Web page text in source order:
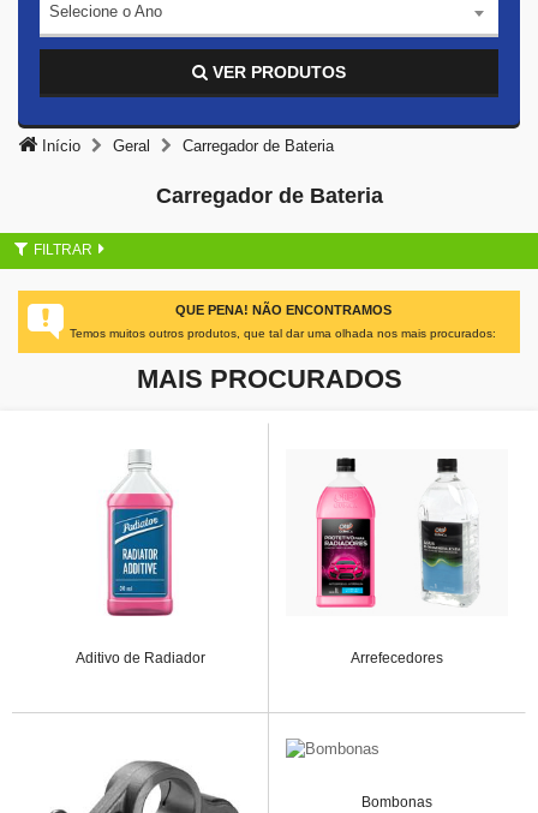
Selecione o Ano
VER PRODUTOS
Início Geral Carregador de Bateria
Carregador de Bateria
FILTRAR
QUE PENA! NÃO ENCONTRAMOS
Temos muitos outros produtos, que tal dar uma olhada nos mais procurados:
MAIS PROCURADOS
Aditivo de Radiador Arrefecedores
Bombonas